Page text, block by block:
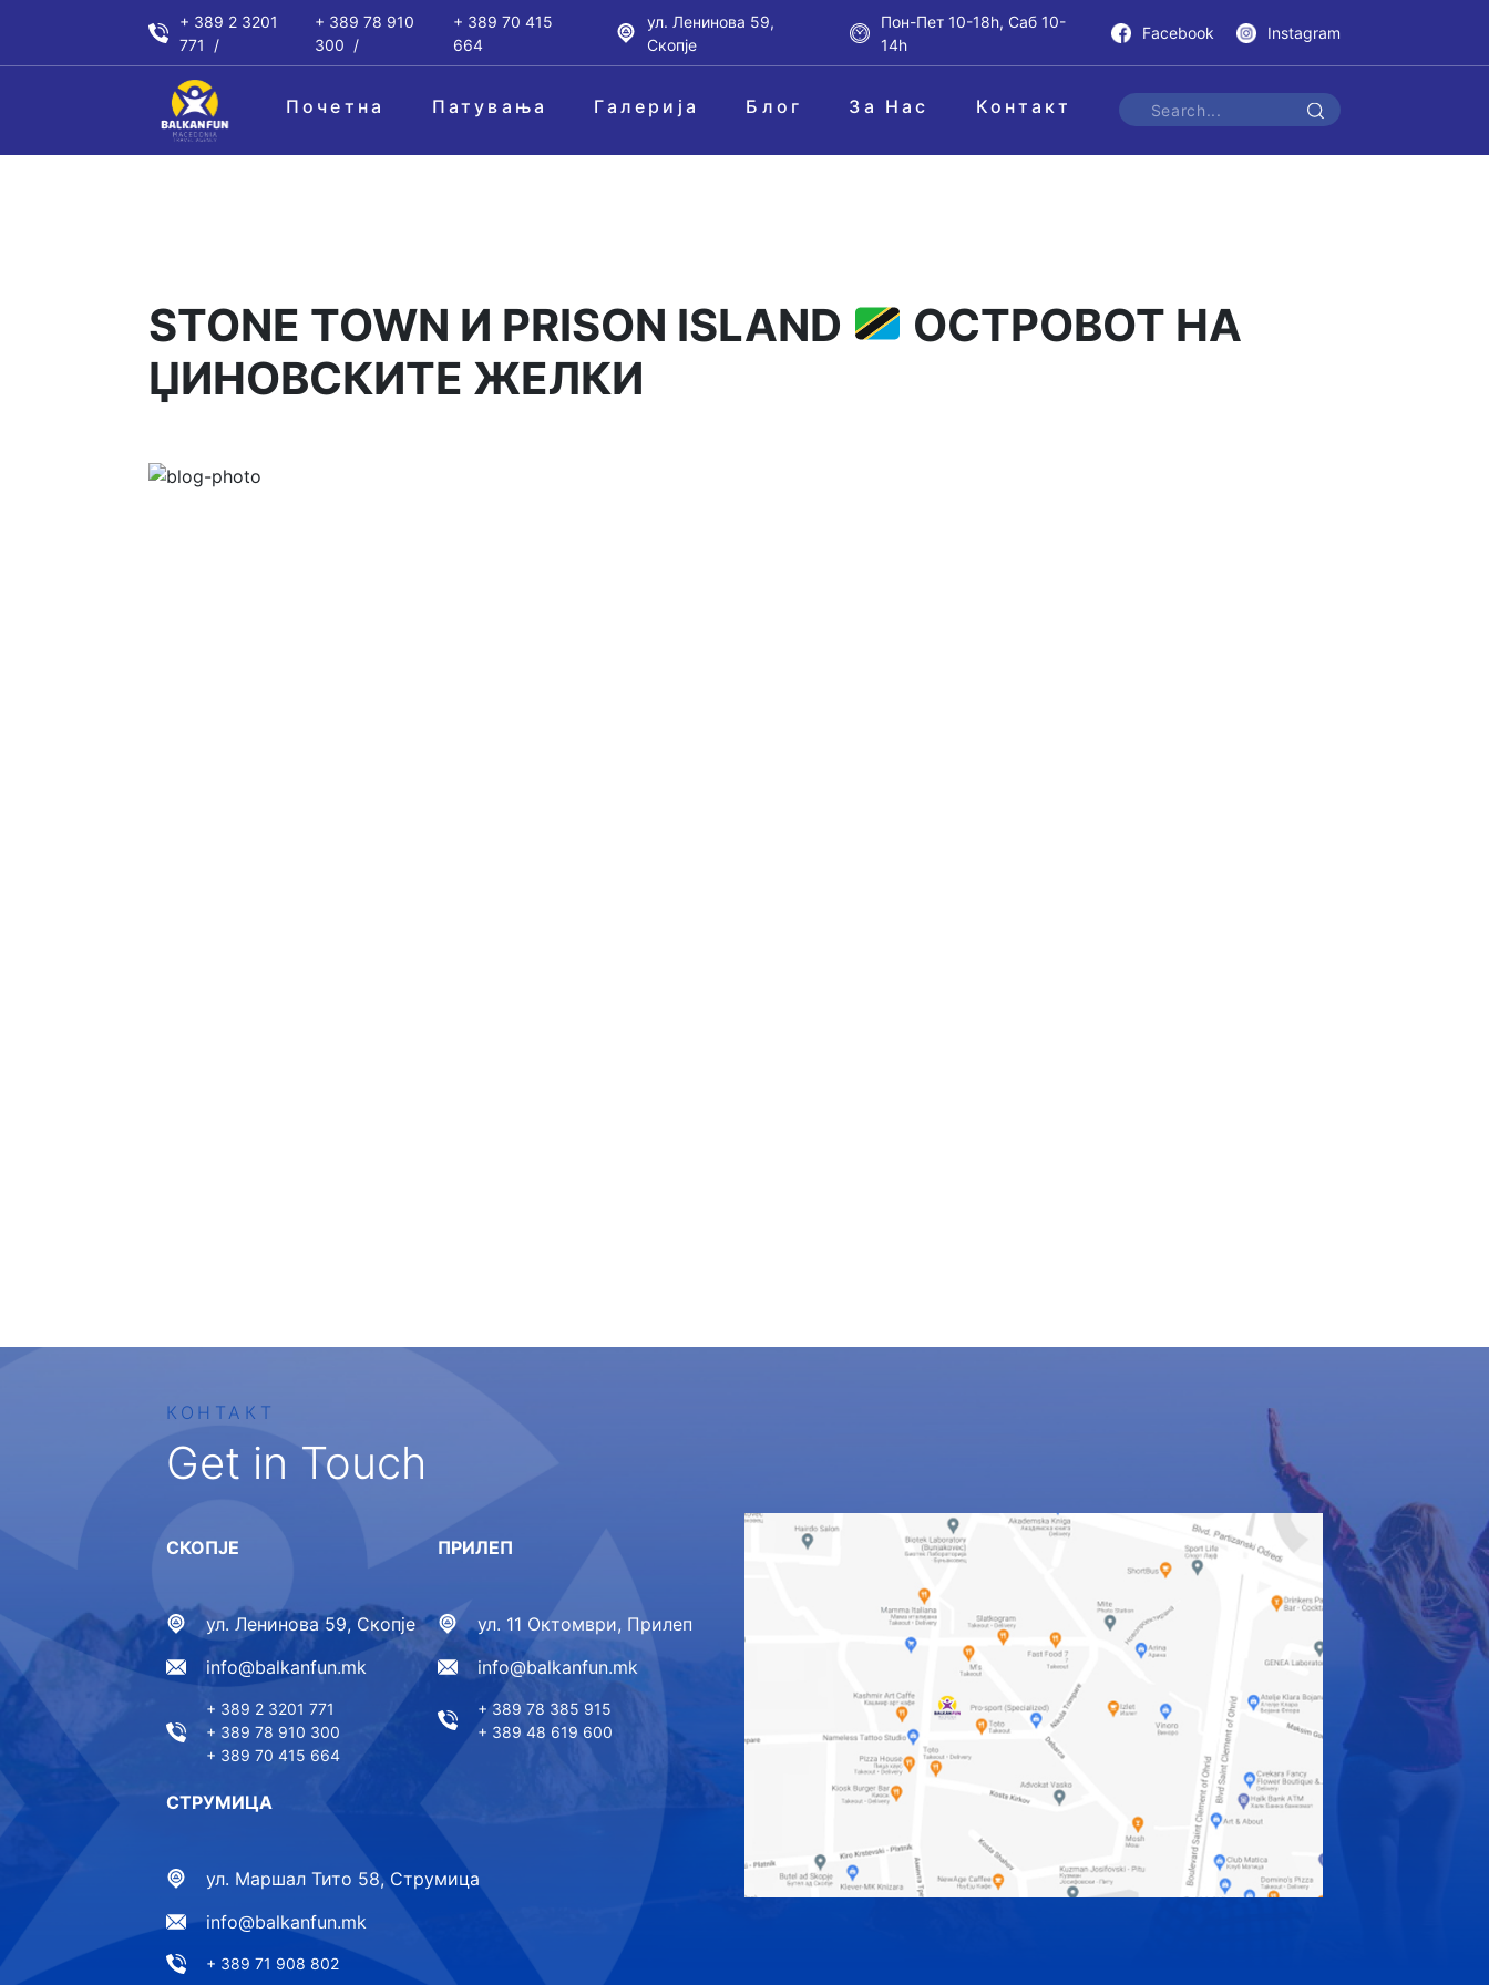
+ 389 2 3201
771
+ 389 78 910
300
+ 389 70 415
664
ул. Ленинова 59,
Скопје
Пон-Пет 10-18h, Саб 10-
14h
Facebook Instagram
Почетна Патувања Галерија Блог За Нас Контакт
STONE TOWN И PRISON ISLAND
ОСТРОВОТ НА
ЏИНОВСКИТЕ ЖЕЛКИ
КОНТАКТ
Get in Touch
СКОПЈЕ
ул. Ленинова 59, Скопје
info@balkanfun.mk
+ 389 2 3201 771
+ 389 78 910 300
+ 389 70 415 664
ПРИЛЕП
ул. 11 Октомври, Прилеп
info@balkanfun.mk
+ 389 78 385 915
+ 389 48 619 600
СТРУМИЦА
ул. Маршал Тито 58, Струмица
info@balkanfun.mk
+ 389 71 908 802